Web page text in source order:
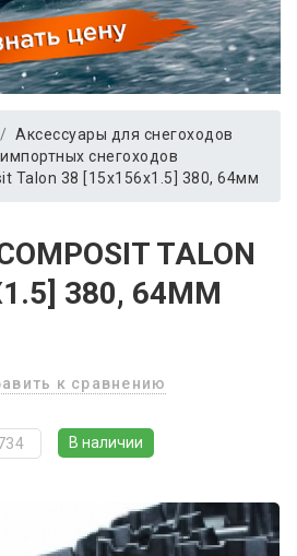
Аксессуары для снегоходов
снегоходов
Talon 38 [15x156x1.5] 380, 64мм
TALON
380, 64ММ
к сравнению
В наличии